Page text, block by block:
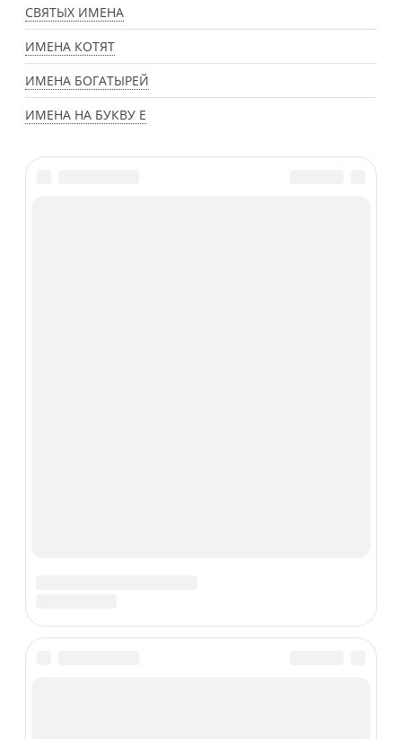
СВЯТЫХ ИМЕНА
ИМЕНА КОТЯТ
ИМЕНА БОГАТЫРЕЙ
ИМЕНА НА БУКВУ Е